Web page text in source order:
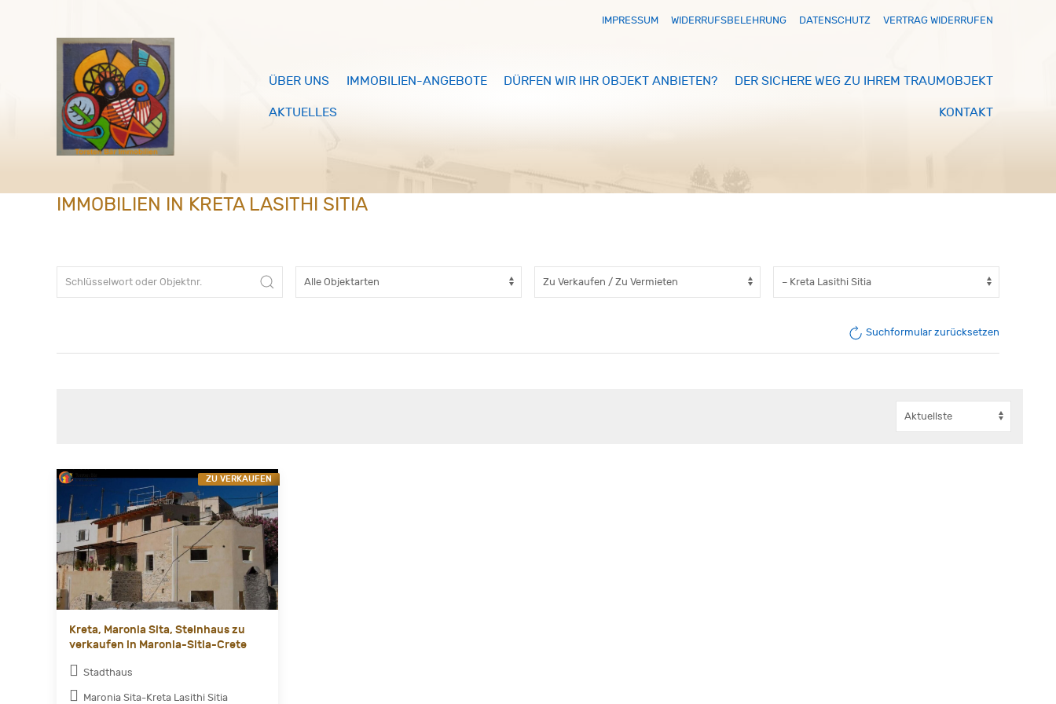
IMPRESSUM WIDERRUFSBELEHRUNG DATENSCHUTZ VERTRAG WIDERRUFEN
ÜBER UNS IMMOBILIEN-ANGEBOTE DÜRFEN WIR IHR OBJEKT ANBIETEN? DER SICHERE WEG ZU IHREM TRAUMOBJEKT
AKTUELLES KONTAKT
IMMOBILIEN IN KRETA LASITHI SITIA
Suchformular zurücksetzen
Kreta, Maronia Sita, Steinhaus zu
verkaufen in Maronia-Sitia-Crete
Stadthaus
Maronia Sita-Kreta Lasithi Sitia
ZU VERKAUFEN